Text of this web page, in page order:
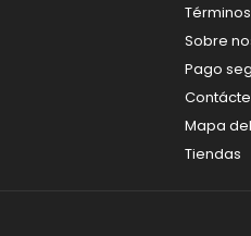
Sobre
Pago
Mapa
Tiendas